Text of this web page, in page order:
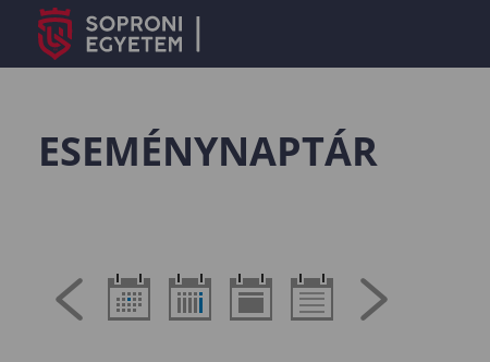
ESEMÉNYNAPTÁR